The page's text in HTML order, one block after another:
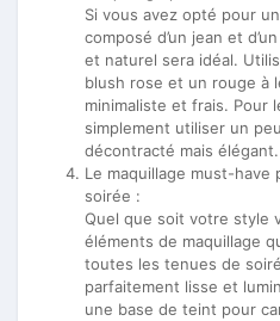
Si vous avez opté pour
composé d’un jean et
et naturel sera idéal.
blush rose et un rouge à
minimaliste et frais. Pour
simplement utiliser un
décontracté mais élégant.
Le maquillage must-
soirée :
Quel que soit votre style
éléments de maquillage
toutes les tenues de
parfaitement lisse et
une base de teint pour